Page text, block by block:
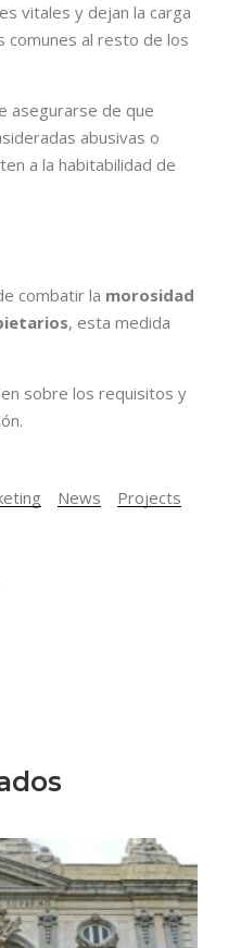
vitales y dejan la carga
comunes al resto de los
asegurarse de que
abusivas o
a la habitabilidad de
combatir la morosidad
, esta medida
sobre los requisitos y
News Projects